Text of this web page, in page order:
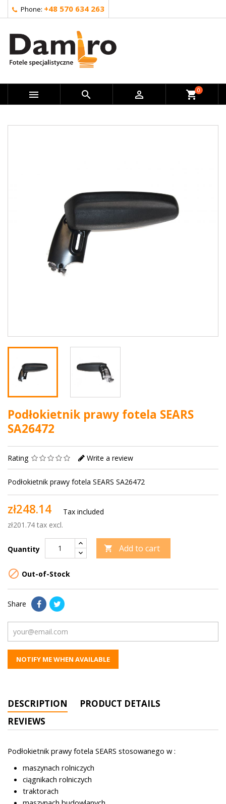
Phone: +48 570 634 263
   shopping_cart0
Podłokietnik prawy fotela SEARS
SA26472
Rating Write a review
Podłokietnik prawy fotela SEARS SA26472
zł248.14
zł201.74 tax excl.
Tax included
Quantity  Add to cart
 Out-of-Stock
Share
NOTIFY ME WHEN AVAILABLE
DESCRIPTION
PRODUCT DETAILS
REVIEWS
Podłokietnik prawy fotela SEARS stosowanego w :
maszynach rolniczych
ciągnikach rolniczych
traktorach